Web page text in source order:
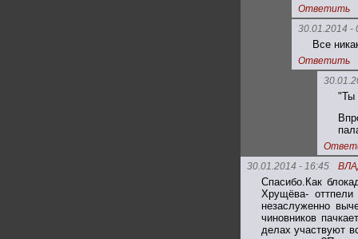
Ответить
30.01.2014 -
Все
Ответить
"Ты
30.01.2014 - 16:45
Спасибо.Как
Хрущёва- оттпели
незаслуженно
чиновников
делах участвуют